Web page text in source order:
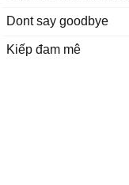
Dont say goodbye
Kiếp đam mê